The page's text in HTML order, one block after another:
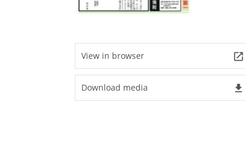
View in browser launch
Download media file_download